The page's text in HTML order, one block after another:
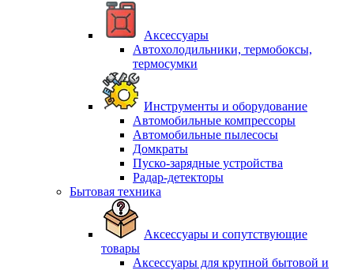
Аксессуары
Автохолодильники, термобоксы,
термосумки
Инструменты и оборудование
Автомобильные компрессоры
Автомобильные пылесосы
Домкраты
Пуско-зарядные устройства
Радар-детекторы
Бытовая техника
Аксессуары и сопутствующие
товары
Аксессуары для крупной бытовой и